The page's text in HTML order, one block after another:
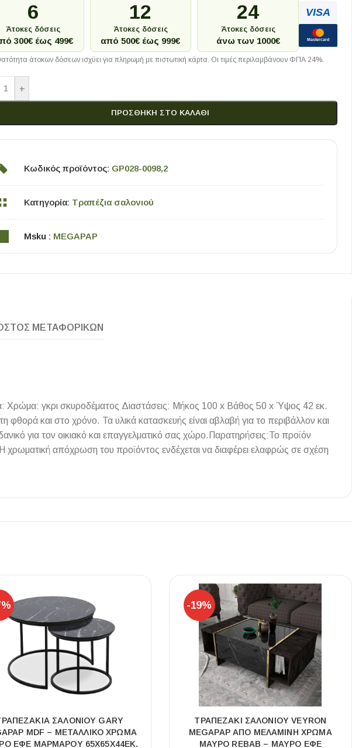
6
Άτοκες δόσεις
300€ έως 499€
12
Άτοκες δόσεις
από 500€ έως 999€
24
Άτοκες δόσεις
άνω των 1000€
VISA
Mastercard
άτοκων δόσεων ισχύει για πληρωμή με πιστωτική κάρτα. Οι τιμές περιλαμβάνουν ΦΠΑ 24%.
+
ΠΡΟΣΘΉΚΗ ΣΤΟ ΚΑΛΆΘΙ
Κωδικός προϊόντος: GP028-0098,2
Κατηγορία: Τραπέζια σαλονιού
Msku : MEGAPAP
ΜΕΤΑΦΟΡΙΚΏΝ
Χρώμα: γκρι σκυροδέματος Διαστάσεις: Μήκος 100 x Βάθος 50 x Ύψος 42 εκ.
και στο χρόνο. Τα υλικά κατασκευής είναι αβλαβή για το περιβάλλον και
για τον οικιακό και επαγγελματικό σας χώρο.Παρατηρήσεις:Το προϊόν
χρωματική απόχρωση του προϊόντος ενδέχεται να διαφέρει ελαφρώς σε σχέση
ΣΑΛΟΝΙΟΎ GARY
MDF – ΜΕΤΑΛΛΙΚΌ ΧΡΏΜΑ
ΕΦΈ ΜΑΡΜΆΡΟΥ 65X65X44ΕΚ.
-19%
ΤΡΑΠΕΖΆΚΙ ΣΑΛΟΝΙΟΎ VEYRON
MEGAPAP ΑΠΌ ΜΕΛΑΜΊΝΗ ΧΡΏΜΑ
ΜΑΎΡΟ REBAB – ΜΑΎΡΟ ΕΦΈ